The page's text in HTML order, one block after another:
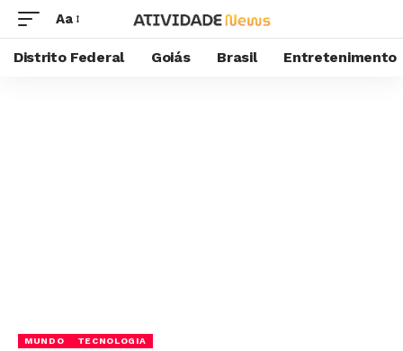
Aa
Distrito Federal Goiás Brasil Entretenimento
MUNDO TECNOLOGIA